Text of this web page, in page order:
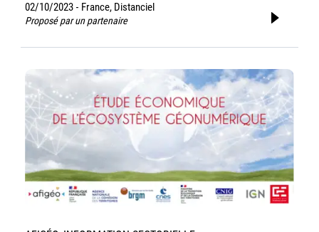
02/10/2023 - France, Distanciel
Proposé par un partenaire